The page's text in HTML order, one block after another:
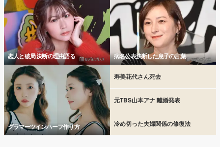
恋人と破局 決断の理由語る 病名公表決断した息子の言葉
グラマーツインハーフ作り方
寿美花代さん死去
元TBS山本アナ 離婚発表
冷め切った夫婦関係の修復法